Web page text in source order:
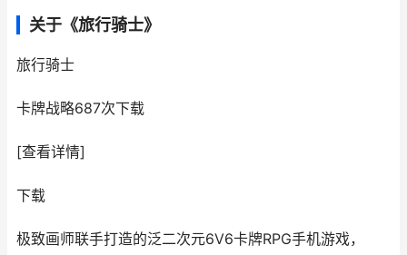
关于《旅行骑士》
旅行骑士
卡牌战略687次下载
[查看详情]
下载
极致画师联手打造的泛二次元6V6卡牌RPG手机游戏，